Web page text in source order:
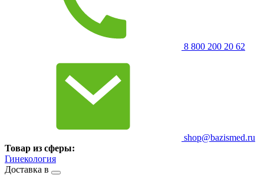
8 800 200 20 62
shop@bazismed.ru
Товар из сферы:
Гинекология
Доставка в